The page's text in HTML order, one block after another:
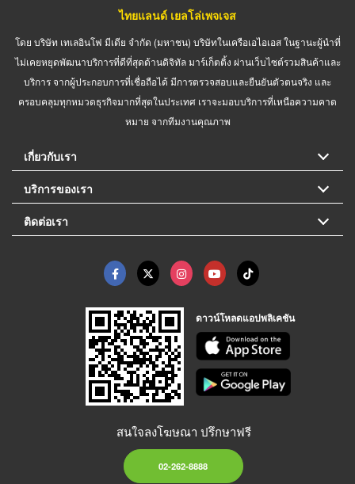
ไทยแลนด์ เยลโล่เพจเจส
โดย บริษัท เทเลอินโฟ มีเดีย จำกัด (มหาชน) บริษัทในเครือเอไอเอส ในฐานะผู้นำที่
ไม่เคยหยุดพัฒนาบริการที่ดีที่สุดด้านดิจิทัล มาร์เก็ตติ้ง ผ่านเว็บไซต์รวมสินค้าและ
บริการ จากผู้ประกอบการที่เชื่อถือได้ มีการตรวจสอบและยืนยันตัวตนจริง และ
ครอบคลุมทุกหมวดธุรกิจมากที่สุดในประเทศ เราจะมอบบริการที่เหนือความคาด
หมาย จากทีมงานคุณภาพ
เกี่ยวกับเรา
บริการของเรา
ติดต่อเรา
ดาวน์โหลดแอปพลิเคชัน
สนใจลงโฆษณา ปรึกษาฟรี
02-262-8888